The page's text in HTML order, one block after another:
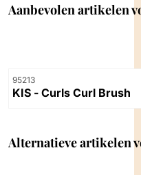
Aanbevolen artikelen
Artikelnummer
95213
KIS - Curls Curl Brush
Alternatieve artikelen